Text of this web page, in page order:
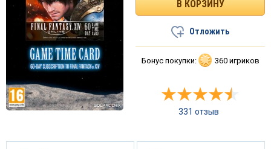
Отложить
Бонус покупки: 360 игриков
331 отзыв